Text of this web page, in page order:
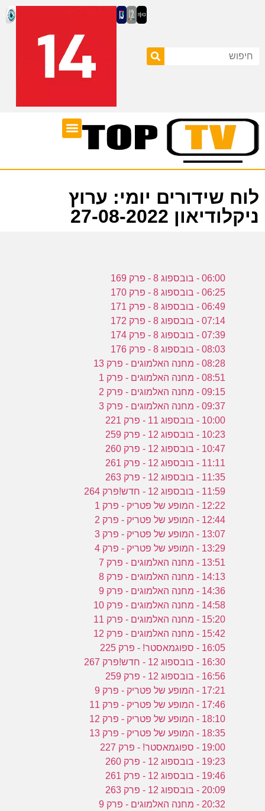
לוח שידורים יומי: ערוץ
ניקלודיאון 27-08-2022
06:00 - בובספוג 8 - פרק 169
06:25 - בובספוג 8 - פרק 170
06:49 - בובספוג 8 - פרק 171
07:14 - בובספוג 8 - פרק 172
07:39 - בובספוג 8 - פרק 174
08:03 - בובספוג 8 - פרק 176
08:28 - מחנה האלמוגים - פרק 13
08:51 - מחנה האלמוגים - פרק 1
09:15 - מחנה האלמוגים - פרק 2
09:37 - מחנה האלמוגים - פרק 3
10:00 - בובספוג 11 - פרק 221
10:23 - בובספוג 12 - פרק 259
10:47 - בובספוג 12 - פרק 260
11:11 - בובספוג 12 - פרק 261
11:35 - בובספוג 12 - פרק 263
11:59 - בובספוג 12 - חדש!פרק 264
12:22 - המופע של פטריק - פרק 1
12:44 - המופע של פטריק - פרק 2
13:07 - המופע של פטריק - פרק 3
13:29 - המופע של פטריק - פרק 4
13:51 - מחנה האלמוגים - פרק 7
14:13 - מחנה האלמוגים - פרק 8
14:36 - מחנה האלמוגים - פרק 9
14:58 - מחנה האלמוגים - פרק 10
15:20 - מחנה האלמוגים - פרק 11
15:42 - מחנה האלמוגים - פרק 12
16:05 - ספוגמאסטר! - פרק 225
16:30 - בובספוג 12 - חדש!פרק 267
16:56 - בובספוג 12 - פרק 259
17:21 - המופע של פטריק - פרק 9
17:46 - המופע של פטריק - פרק 11
18:10 - המופע של פטריק - פרק 12
18:35 - המופע של פטריק - פרק 13
19:00 - ספוגמאסטר! - פרק 227
19:23 - בובספוג 12 - פרק 260
19:46 - בובספוג 12 - פרק 261
20:09 - בובספוג 12 - פרק 263
20:32 - מחנה האלמוגים - פרק 9